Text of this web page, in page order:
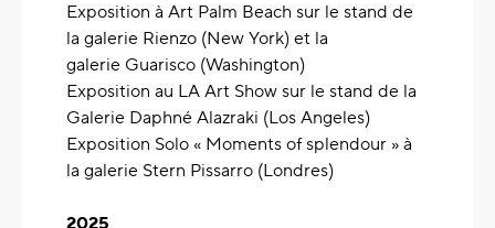
Exposition à Art Palm Beach sur le stand de
la galerie Rienzo (New York) et la
galerie Guarisco (Washington)
Exposition au LA Art Show sur le stand de la
Galerie Daphné Alazraki (Los Angeles)
Exposition Solo « Moments of splendour » à
la galerie Stern Pissarro (Londres)
2025